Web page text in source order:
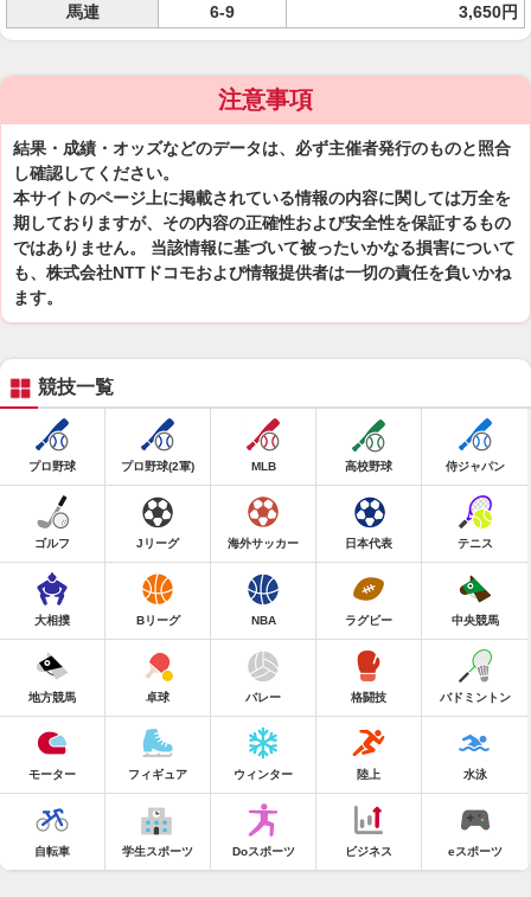
馬連
6-9 3,650円
注意事項
結果・成績・オッズなどのデータは、必ず主催者発行のものと照合
し確認してください。
本サイトのページ上に掲載されている情報の内容に関しては万全を
期しておりますが、その内容の正確性および安全性を保証するもの
ではありません。 当該情報に基づいて被ったいかなる損害について
も、株式会社NTTドコモおよび情報提供者は一切の責任を負いかね
ます。
競技一覧
プロ野球 プロ野球(2軍) MLB 高校野球 侍ジャパン
ゴルフ Jリーグ 海外サッカー 日本代表 テニス
大相撲 Bリーグ NBA ラグビー 中央競馬
地方競馬 卓球 バレー 格闘技 バドミントン
モーター フィギュア ウィンター 陸上 水泳
自転車 学生スポーツ Doスポーツ ビジネス eスポーツ